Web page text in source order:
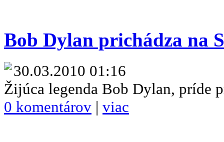
Bob Dylan prichádza na
30.03.2010 01:16
Žijúca legenda Bob Dylan, príde
0 komentárov | viac